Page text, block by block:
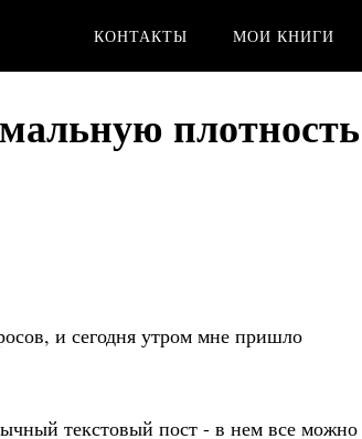
КОНТАКТЫ МОИ КНИГИ
плотность
и сегодня утром мне пришло
текстовый пост - в нем все можно